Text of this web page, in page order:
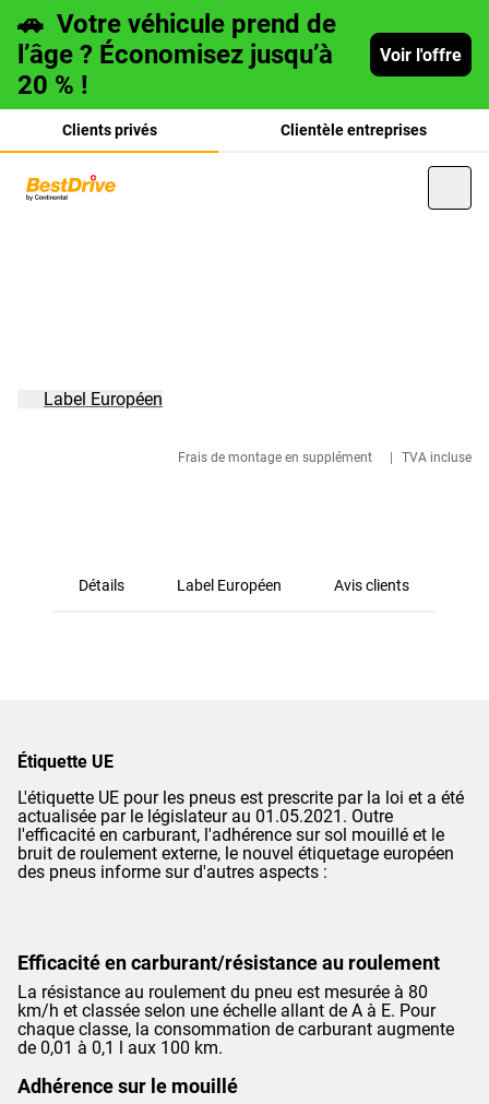
🚗 Votre véhicule prend de
l’âge ? Économisez jusqu’à
20 % !
Voir l'offre
Clients privés Clientèle entreprises
Frais de montage en supplément TVA incluse
Label Européen
Détails Label Européen Avis clients
Étiquette UE
L'étiquette UE pour les pneus est prescrite par la loi et a été
actualisée par le législateur au 01.05.2021. Outre
l'efficacité en carburant, l'adhérence sur sol mouillé et le
bruit de roulement externe, le nouvel étiquetage européen
des pneus informe sur d'autres aspects :
Efficacité en carburant/résistance au roulement
La résistance au roulement du pneu est mesurée à 80
km/h et classée selon une échelle allant de A à E. Pour
chaque classe, la consommation de carburant augmente
de 0,01 à 0,1 l aux 100 km.
Adhérence sur le mouillé